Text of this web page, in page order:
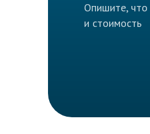
Опишите, что
и стоимость